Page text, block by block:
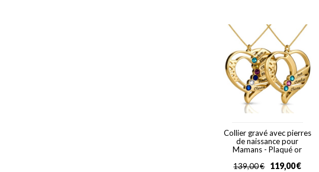
Collier gravé avec pierres
de naissance pour
Mamans - Plaqué or
€
139,00 €
119,00